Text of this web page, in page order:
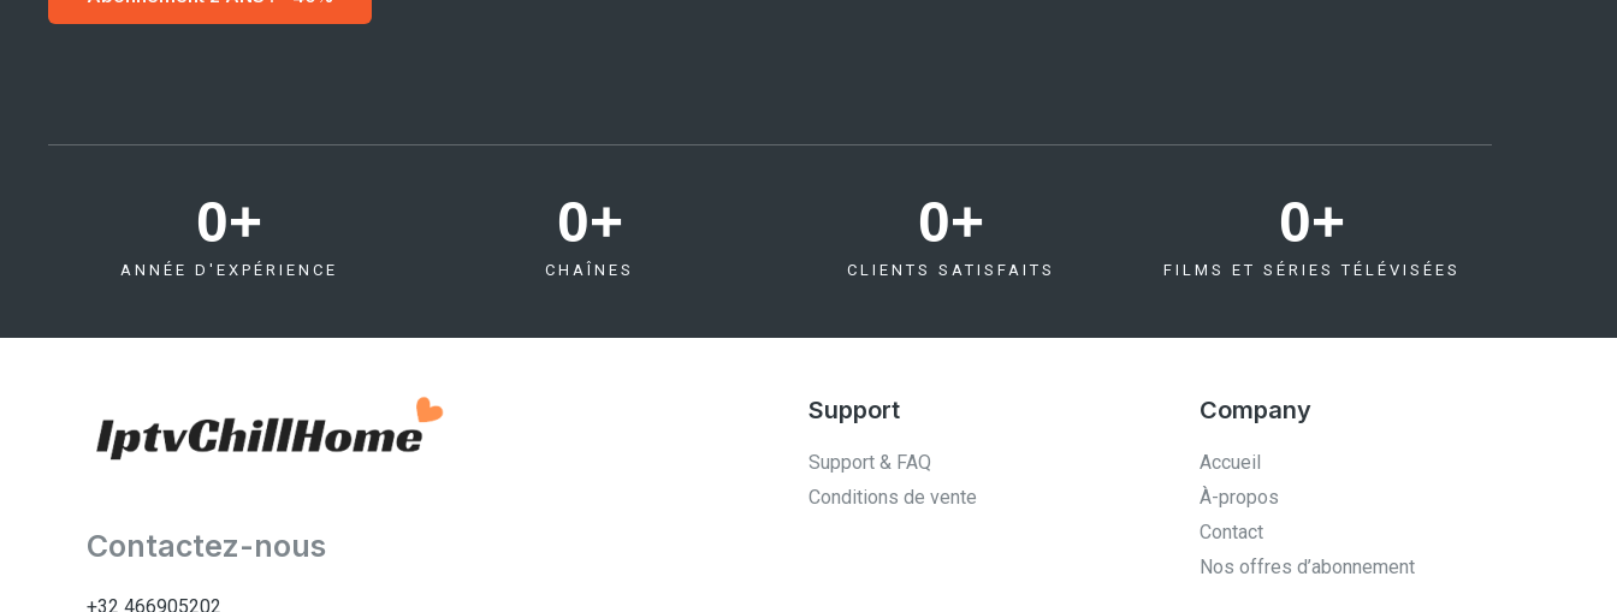
ANNÉE D'EXPÉRIENCE
0+
CHAÎNES
0+
CLIENTS SATISFAITS
0+
FILMS ET SÉRIES TÉLÉVISÉES
0+
Contactez-nous
+32 466905202
Support
Support & FAQ
Conditions de vente
Company
Accueil
À-propos
Contact
Nos offres d’abonnement